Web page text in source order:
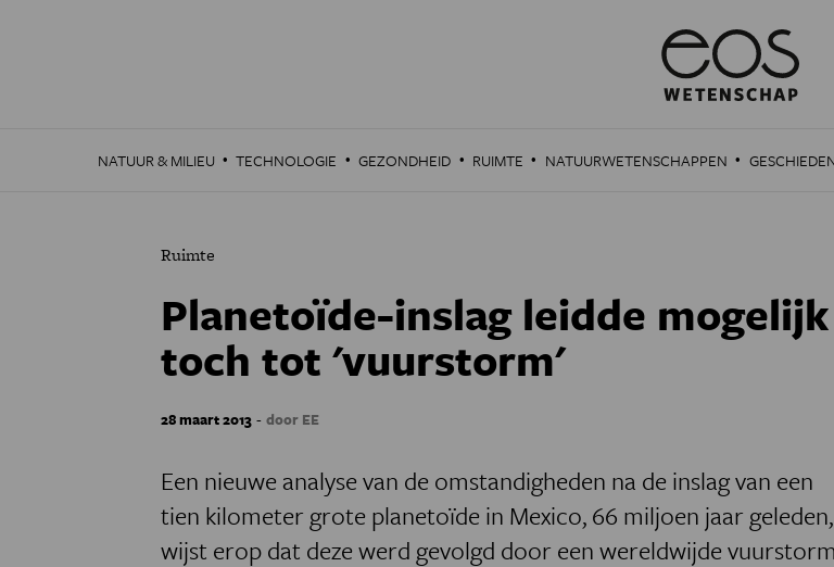
NATUUR & MILIEU · TECHNOLOGIE · GEZONDHEID · RUIMTE · NATUURWETENSCHAPPEN ·
Ruimte
Planetoïde-inslag leidde mogelijk
toch tot 'vuurstorm'
28 maart 2013 - door EE
Een nieuwe analyse van de omstandigheden na de inslag van een
tien kilometer grote planetoïde in Mexico, 66 miljoen jaar geleden,
wijst erop dat deze werd gevolgd door een wereldwijde